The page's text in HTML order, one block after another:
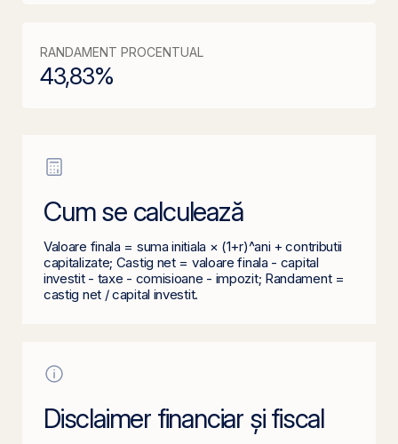
RANDAMENT PROCENTUAL
43,83%
Cum se calculează
Valoare finala = suma initiala × (1+r)^ani + contributii
capitalizate; Castig net = valoare finala - capital
investit - taxe - comisioane - impozit; Randament =
castig net / capital investit.
Disclaimer financiar și fiscal